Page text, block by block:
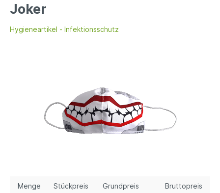
Joker
Hygieneartikel - Infektionsschutz
Menge Stückpreis Grundpreis Bruttopreis